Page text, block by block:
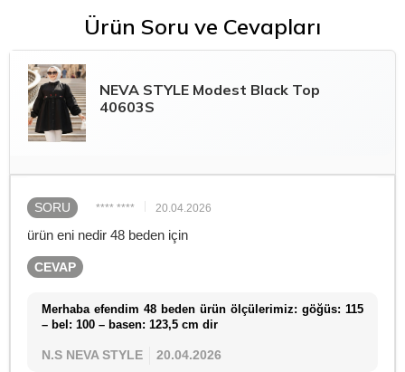
Ürün Soru ve Cevapları
NEVA STYLE Modest Black Top
40603S
SORU **** **** 20.04.2026
ürün eni nedir 48 beden için
CEVAP
Merhaba efendim 48 beden ürün ölçülerimiz: göğüs: 115
– bel: 100 – basen: 123,5 cm dir
N.S NEVA STYLE 20.04.2026